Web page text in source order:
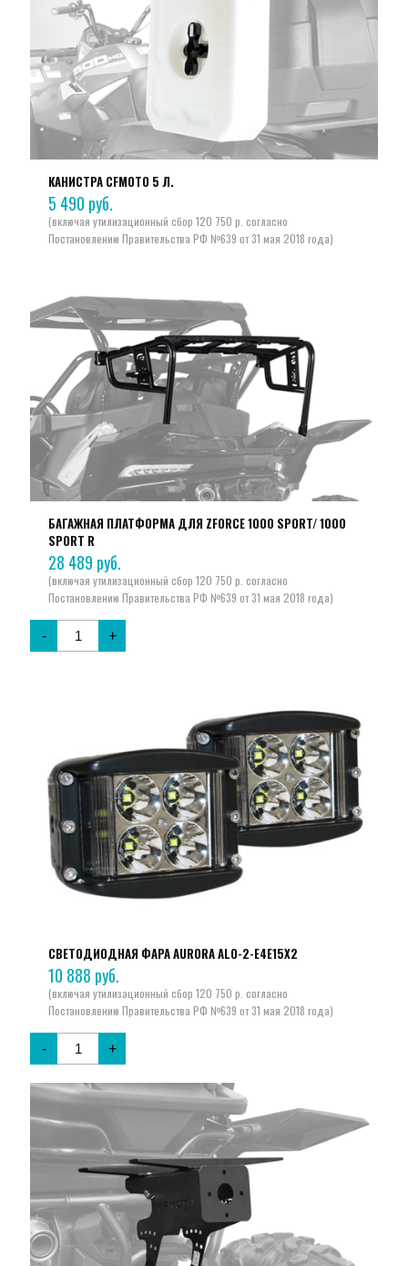
КАНИСТРА CFMOTO 5 Л.
5 490 руб.
БАГАЖНАЯ ПЛАТФОРМА ДЛЯ ZFORCE 1000 SPORT/ 1000
SPORT R
28 489 руб.
- +
СВЕТОДИОДНАЯ ФАРА AURORA ALO-2-E4E15X2
10 888 руб.
- +